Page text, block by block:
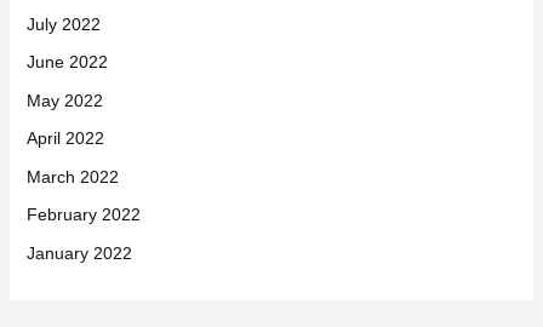
July 2022
June 2022
May 2022
April 2022
March 2022
February 2022
January 2022